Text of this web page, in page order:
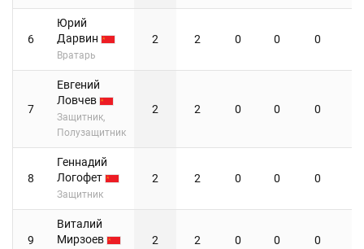
6
Юрий
Дарвин
Вратарь
2 2 0 0 0
7
Евгений
Ловчев
Защитник,
Полузащитник
2 2 0 0 0
8
Геннадий
Логофет
Защитник
2 2 0 0 0
9
Виталий
Мирзоев
2 2 0 0 0